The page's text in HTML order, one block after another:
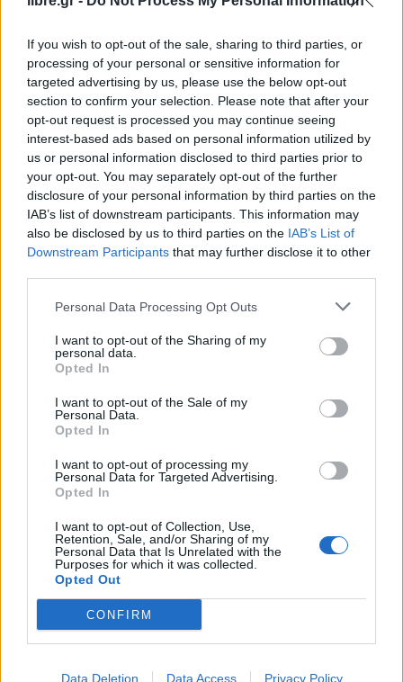
If you wish to opt-out of the sale, sharing to third parties, or
processing of your personal or sensitive information for
targeted advertising by us, please use the below opt-out
section to confirm your selection. Please note that after your
opt-out request is processed you may continue seeing
interest-based ads based on personal information utilized by
us or personal information disclosed to third parties prior to
your opt-out. You may separately opt-out of the further
disclosure of your personal information by third parties on the
IAB’s list of downstream participants. This information may
also be disclosed by us to third parties on the IAB’s List of
Downstream Participants that may further disclose it to other
Personal Data Processing Opt Outs
I want to opt-out of the Sharing of my
personal data.
Opted In
I want to opt-out of the Sale of my
Personal Data.
Opted In
I want to opt-out of processing my
Personal Data for Targeted Advertising.
Opted In
I want to opt-out of Collection, Use,
Retention, Sale, and/or Sharing of my
Personal Data that Is Unrelated with the
Purposes for which it was collected.
Opted Out
CONFIRM
Data Deletion Data Access Privacy Policy
ανάμεσά τους οι τρεις πρώην υπουργοί Κλοντ
Γκεάν, Μπρις Ορτεφέ και Ερίκ Βερτ.
Υπάρχει λόγος να έχω θυμό», πρόσθεσε.
«Δεν θα βρείτε ποτέ, ποτέ ούτε ένα ευρώ, ούτε ένα
λιβυκό λεπτό, στην εκστρατεία μου», δήλωσε.
«Θα απαντήσω σε όλες τις ερωτήσεις, όπως πάντα
έκανα, πάντα αναλάμβανα τις ευθύνες μου και
προτίθεμαι ασφαλώς να το κάνω και κατά τη
διάρκεια αυτών των τεσσάρων μηνών» της
διαδικασίας, πρόσθεσε ο Σαρκοζί.
από αυτή τη δίκη
και για έναν απλό λόγο: δεν
υπάρχουν χρήματα από τη διαφθορά καθώς δεν
υπήρξε διαφθορά του υποψηφίου», δήλωσε.
«Δεν έχω κανέναν λογαριασμό
και σίγουρα όχι με τον θεσμό του οποίου γνωρίζω
ότι ένα μέρος του με πολέμησε βίαια όταν ήμουν
δήλωσε επίσης αυτός που τακτικά κατηγορεί
ονομαστικά δικαστές στις πολλές νομικές
διαδικασίες που τον αφορούν.
Facebook Share on X